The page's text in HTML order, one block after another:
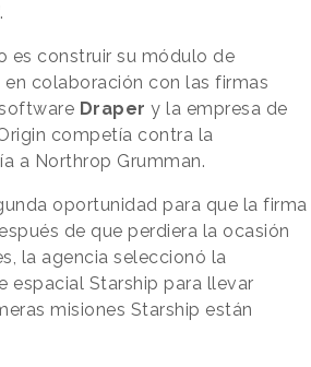
es construir su módulo de
colaboración con las firmas
Draper y la empresa de
competía contra la
a Northrop Grumman.
oportunidad para que la firma
de que perdiera la ocasión
la agencia seleccionó la
espacial Starship para llevar
misiones Starship están